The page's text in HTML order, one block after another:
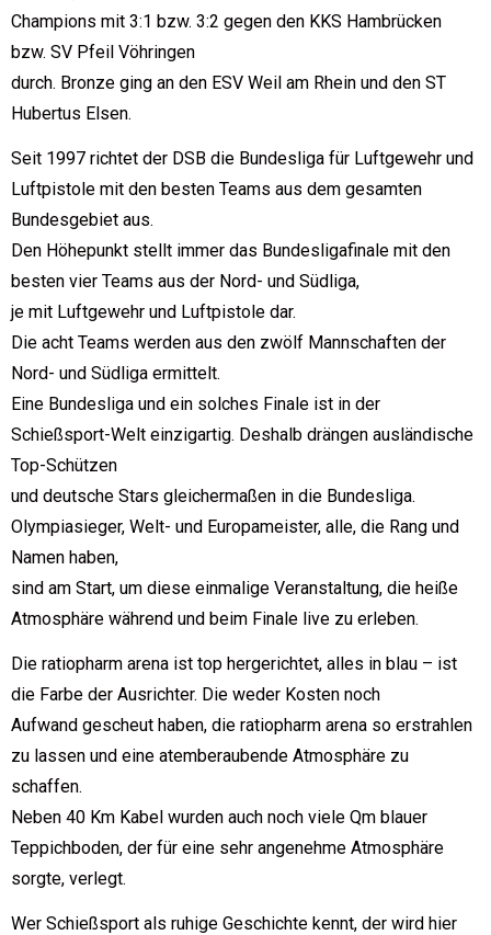
Champions mit 3:1 bzw. 3:2 gegen den KKS Hambrücken
bzw. SV Pfeil Vöhringen
durch. Bronze ging an den ESV Weil am Rhein und den ST
Hubertus Elsen.
Seit 1997 richtet der DSB die Bundesliga für Luftgewehr und
Luftpistole mit den besten Teams aus dem gesamten
Bundesgebiet aus.
Den Höhepunkt stellt immer das Bundesligafinale mit den
besten vier Teams aus der Nord- und Südliga,
je mit Luftgewehr und Luftpistole dar.
Die acht Teams werden aus den zwölf Mannschaften der
Nord- und Südliga ermittelt.
Eine Bundesliga und ein solches Finale ist in der
Schießsport-Welt einzigartig. Deshalb drängen ausländische
Top-Schützen
und deutsche Stars gleichermaßen in die Bundesliga.
Olympiasieger, Welt- und Europameister, alle, die Rang und
Namen haben,
sind am Start, um diese einmalige Veranstaltung, die heiße
Atmosphäre während und beim Finale live zu erleben.
Die ratiopharm arena ist top hergerichtet, alles in blau – ist
die Farbe der Ausrichter. Die weder Kosten noch
Aufwand gescheut haben, die ratiopharm arena so erstrahlen
zu lassen und eine atemberaubende Atmosphäre zu
schaffen.
Neben 40 Km Kabel wurden auch noch viele Qm blauer
Teppichboden, der für eine sehr angenehme Atmosphäre
sorgte, verlegt.
Wer Schießsport als ruhige Geschichte kennt, der wird hier